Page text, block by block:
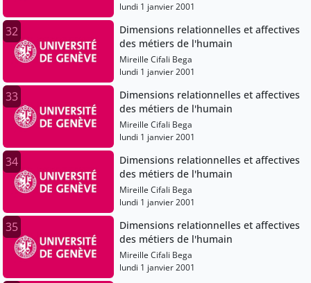
lundi 1 janvier 2001
32
Dimensions relationnelles et affectives
des métiers de l'humain
Mireille Cifali Bega
lundi 1 janvier 2001
33
Dimensions relationnelles et affectives
des métiers de l'humain
Mireille Cifali Bega
lundi 1 janvier 2001
34
Dimensions relationnelles et affectives
des métiers de l'humain
Mireille Cifali Bega
lundi 1 janvier 2001
35
Dimensions relationnelles et affectives
des métiers de l'humain
Mireille Cifali Bega
lundi 1 janvier 2001